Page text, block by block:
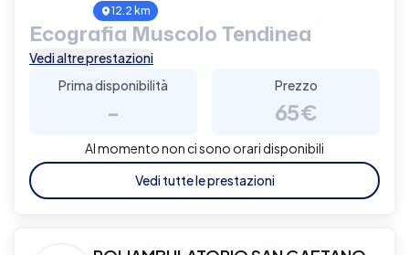
12.2 km
Ecografia Muscolo Tendinea
Vedi altre prestazioni
Prima disponibilità
-
Prezzo
65€
Al momento non ci sono orari disponibili
Vedi tutte le prestazioni